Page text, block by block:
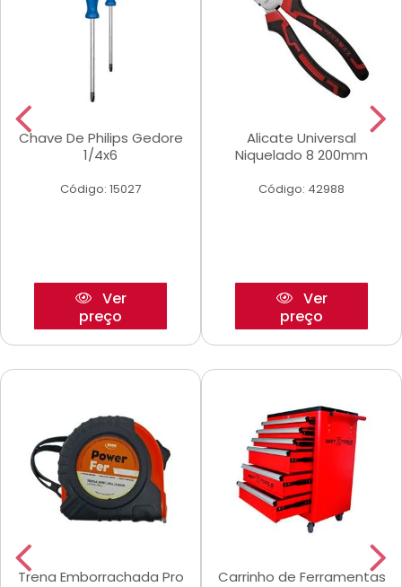
Chave De Philips Gedore
1/4x6
Código: 15027
Ver
preço
Alicate Universal
Niquelado 8 200mm
Código: 42988
Ver
preço
Trena Emborrachada Pro
Carrinho de Ferramentas